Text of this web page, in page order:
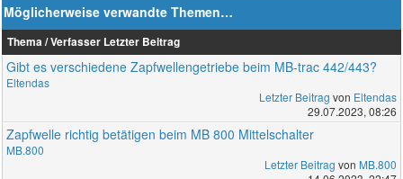
Möglicherweise verwandte Themen…
Thema / Verfasser Letzter Beitrag
Gibt es verschiedene Zapfwellengetriebe beim MB-trac 442/443?
Eltendas
Letzter Beitrag von Eltendas
29.07.2023, 08:26
Zapfwelle richtig betätigen beim MB 800 Mittelschalter
MB.800
Letzter Beitrag von MB.800